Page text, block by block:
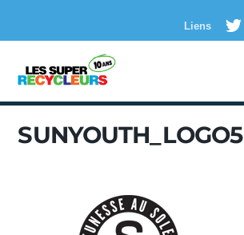
Liens
SUNYOUTH_LOGO5